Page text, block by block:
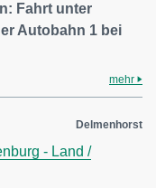
Fahrt unter
Autobahn 1 bei
mehr
Delmenhorst
- Land /